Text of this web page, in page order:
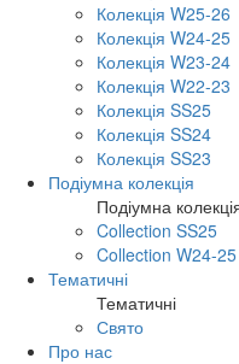
Колекція W25-26
Колекція W24-25
Колекція W23-24
Колекція W22-23
Колекція SS25
Колекція SS24
Колекція SS23
Подіумна колекція
Подіумна
Collection SS25
Collection W24-25
Тематичні
Тематичні
Свято
Про нас